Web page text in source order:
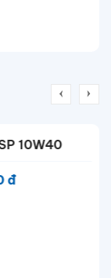
10W40
đ